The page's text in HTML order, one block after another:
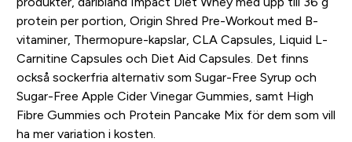
protein per portion, Origin Shred Pre-Workout med B-
vitaminer, Thermopure-kapslar, CLA Capsules, Liquid L-
Carnitine Capsules och Diet Aid Capsules. Det finns
också sockerfria alternativ som Sugar-Free Syrup och
Sugar-Free Apple Cider Vinegar Gummies, samt High
Fibre Gummies och Protein Pancake Mix för dem som vill
ha mer variation i kosten.